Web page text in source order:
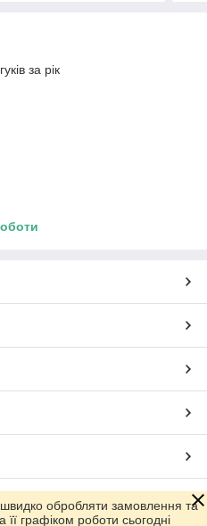
за рік
Prom.ua
обробляти замовлення та
її графіком роботи сьогодні